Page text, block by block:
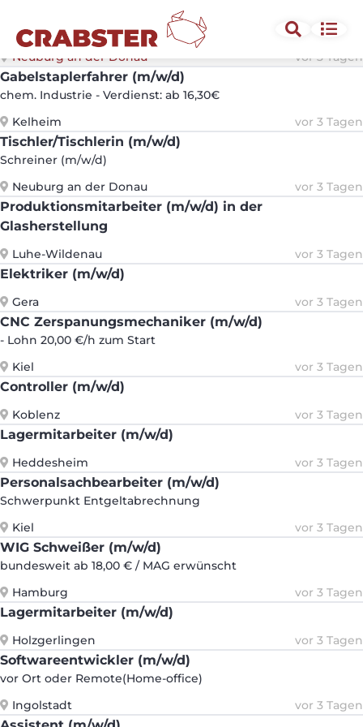
Maler und Lackierer/Malerin und Lackiererin -
Schwerpunkt Maler/Malerin (m/w/d)
Neuburg an der Donau vor 3 Tagen
Gabelstaplerfahrer (m/w/d)
chem. Industrie - Verdienst: ab 16,30€
Kelheim
vor 3 Tagen
Tischler/Tischlerin (m/w/d)
Schreiner (m/w/d)
Neuburg an der Donau
vor 3 Tagen
Produktionsmitarbeiter (m/w/d) in der
Glasherstellung
Luhe-Wildenau vor 3 Tagen
Elektriker (m/w/d)
Gera vor 3 Tagen
CNC Zerspanungsmechaniker (m/w/d)
- Lohn 20,00 €/h zum Start
Kiel
vor 3 Tagen
Controller (m/w/d)
Koblenz vor 3 Tagen
Lagermitarbeiter (m/w/d)
Heddesheim vor 3 Tagen
Personalsachbearbeiter (m/w/d)
Schwerpunkt Entgeltabrechnung
Kiel
vor 3 Tagen
WIG Schweißer (m/w/d)
bundesweit ab 18,00 € / MAG erwünscht
Hamburg
vor 3 Tagen
Lagermitarbeiter (m/w/d)
Holzgerlingen vor 3 Tagen
Softwareentwickler (m/w/d)
vor Ort oder Remote(Home-office)
Ingolstadt
vor 3 Tagen